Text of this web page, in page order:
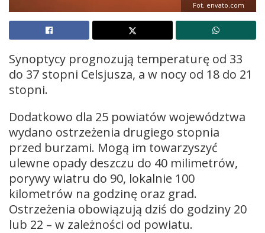
Fot. envato.com
Synoptycy prognozują temperaturę od 33
do 37 stopni Celsjusza, a w nocy od 18 do 21
stopni.
Dodatkowo dla 25 powiatów województwa
wydano ostrzeżenia drugiego stopnia
przed burzami. Mogą im towarzyszyć
ulewne opady deszczu do 40 milimetrów,
porywy wiatru do 90, lokalnie 100
kilometrów na godzinę oraz grad.
Ostrzeżenia obowiązują dziś do godziny 20
lub 22 – w zależności od powiatu.